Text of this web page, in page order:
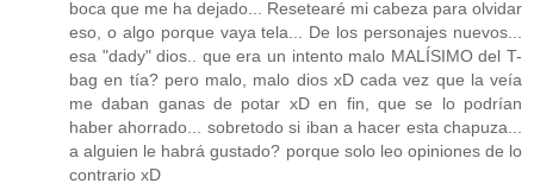
boca que me ha dejado... Resetearé mi cabeza para olvidar
eso, o algo porque vaya tela... De los personajes nuevos...
esa "dady" dios.. que era un intento malo MALÍSIMO del T-
bag en tía? pero malo, malo dios xD cada vez que la veía
me daban ganas de potar xD en fin, que se lo podrían
haber ahorrado... sobretodo si iban a hacer esta chapuza...
a alguien le habrá gustado? porque solo leo opiniones de lo
contrario xD